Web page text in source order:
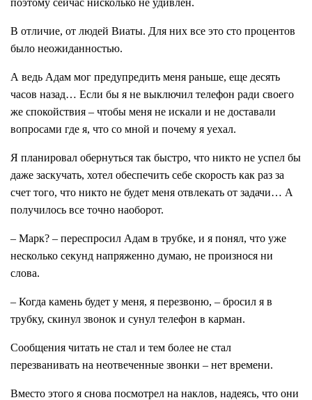
В отличие, от людей Виаты. Для них все это сто процентов
было неожиданностью.
А ведь Адам мог предупредить меня раньше, еще десять
часов назад… Если бы я не выключил телефон ради своего
же спокойствия – чтобы меня не искали и не доставали
вопросами где я, что со мной и почему я уехал.
Я планировал обернуться так быстро, что никто не успел бы
даже заскучать, хотел обеспечить себе скорость как раз за
счет того, что никто не будет меня отвлекать от задачи… А
получилось все точно наоборот.
– Марк? – переспросил Адам в трубке, и я понял, что уже
несколько секунд напряженно думаю, не произнося ни
слова.
– Когда камень будет у меня, я перезвоню, – бросил я в
трубку, скинул звонок и сунул телефон в карман.
Сообщения читать не стал и тем более не стал
перезванивать на неотвеченные звонки – нет времени.
Вместо этого я снова посмотрел на наклов, надеясь, что они